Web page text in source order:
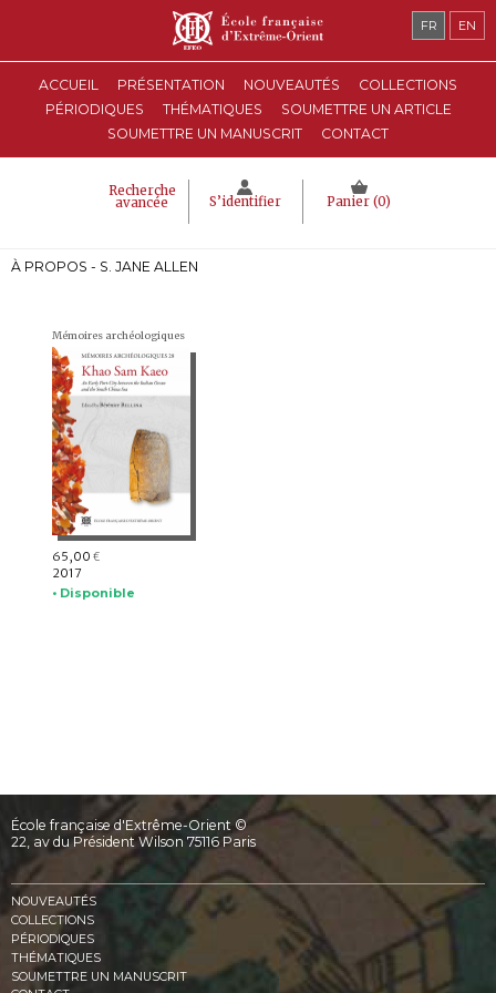
ACCUEIL PRÉSENTATION NOUVEAUTÉS
COLLECTIONS
PÉRIODIQUES
THÉMATIQUES
SOUMETTRE UN ARTICLE
SOUMETTRE UN MANUSCRIT
CONTACT
Recherche
avancée S’identifier Panier (0)
FR EN
À PROPOS - S. JANE ALLEN
Mémoires archéologiques
65,00 €
2017
• Disponible
École française d'Extrême-Orient ©
22, av du Président Wilson 75116 Paris
NOUVEAUTÉS
COLLECTIONS
PÉRIODIQUES
THÉMATIQUES
SOUMETTRE UN MANUSCRIT